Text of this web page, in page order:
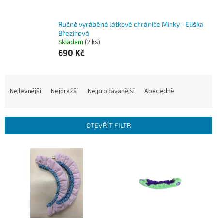
Ručně vyráběné látkové chrániče Minky - Eliška
Březinová
Skladem (2 ks)
690 Kč
í
Nejlevnější Nejdražší Nejprodávanější Abecedně
OTEVŘÍT FILTR